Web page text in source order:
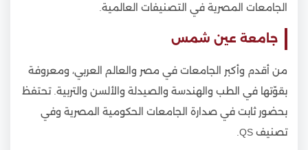
الجامعات المصرية في التصنيفات العالمية.
جامعة عين شمس
من أقدم وأكبر الجامعات في مصر والعالم العربي، ومعروفة
بقوّتها في الطب والهندسة والصيدلة والألسن والتربية. تحتفظ
بحضور ثابت في صدارة الجامعات الحكومية المصرية وفي
تصنيف QS.